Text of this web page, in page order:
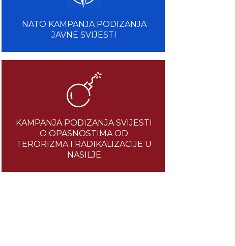
NATO KAMPANJA PODIZANJA
JAVNE SVIJESTI
KAMPANJA PODIZANJA SVIJESTI
O OPASNOSTIMA OD
TERORIZMA I RADIKALIZACIJE U
NASILJE